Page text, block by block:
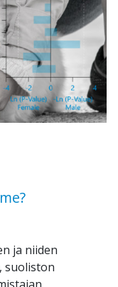
ja niiden
suoliston